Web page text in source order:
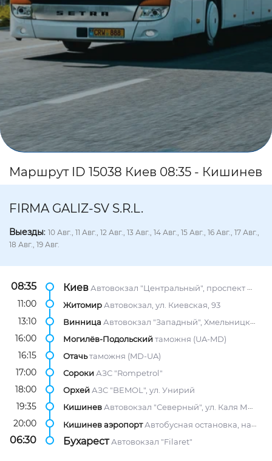
Маршрут ID 15038 Киев 08:35 - Кишинев
FIRMA GALIZ-SV S.R.L.
Выезды: 10 Авг., 11 Авг., 12 Авг., 13 Авг., 14 Авг., 15 Авг., 16 Авг., 17 Авг.,
18 Авг., 19 Авг.
08:35 Киев Автовокзал "Центральный", проспект Науки, 1/2
11:00 Житомир Автовокзал, ул. Киевская, 93
13:10 Винница Автовокзал "Западный", Хмельницкое шоссе, 107
16:00 Могилёв-Подольскийтаможня (UA-MD)
16:15 Отачьтаможня (MD-UA)
17:00 Сороки АЗС "Rompetrol"
18:00 Орхей АЗС "BEMOL", ул. Унирий
19:35 Кишинев Автовокзал "Северный", ул. Каля Мошилор, 2/1
20:00 Кишинев аэропорт Автобусная остановка, напротив АЗС "Лукойл"
06:30 Бухарест Автовокзал "Filaret"